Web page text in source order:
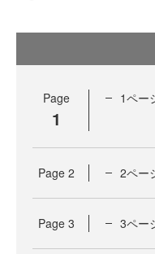
Page
1
1ペー
Page 2 2ペー
Page 3 3ペー